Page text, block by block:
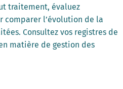
traitement, évaluez
comparer l’évolution de la
Consultez vos registres de
matière de gestion des